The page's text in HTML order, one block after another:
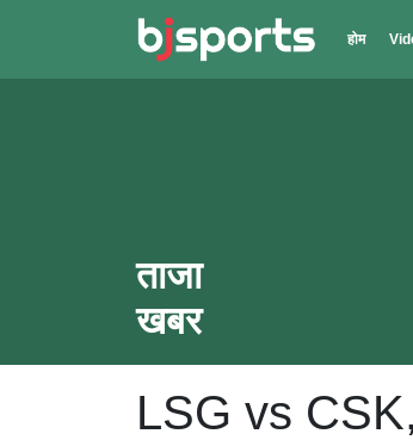
Skip to main content
होम
ताजा
खबर
LSG vs